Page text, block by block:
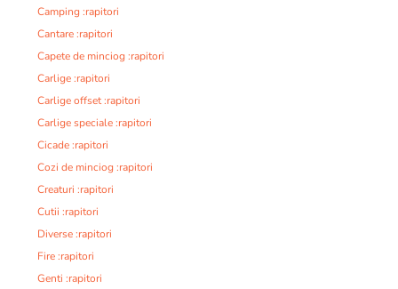
Camping :rapitori
Cantare :rapitori
Capete de minciog :rapitori
Carlige :rapitori
Carlige offset :rapitori
Carlige speciale :rapitori
Cicade :rapitori
Cozi de minciog :rapitori
Creaturi :rapitori
Cutii :rapitori
Diverse :rapitori
Fire :rapitori
Genti :rapitori